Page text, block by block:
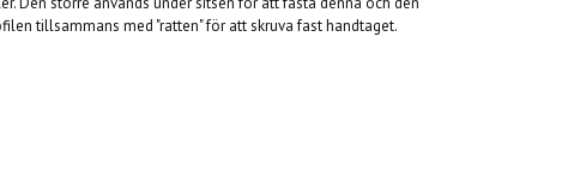
tillsammans med "ratten" för att skruva fast handtaget.